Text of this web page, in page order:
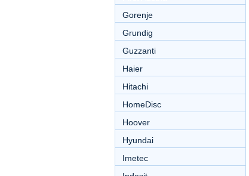
Gorenje
Grundig
Guzzanti
Haier
Hitachi
HomeDisc
Hoover
Hyundai
Imetec